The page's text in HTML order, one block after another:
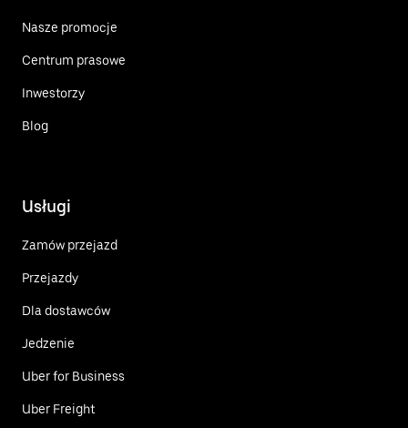
Nasze promocje
Centrum prasowe
Inwestorzy
Blog
Usługi
Zamów przejazd
Przejazdy
Dla dostawców
Jedzenie
Uber for Business
Uber Freight